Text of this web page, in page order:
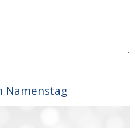
Namenstag